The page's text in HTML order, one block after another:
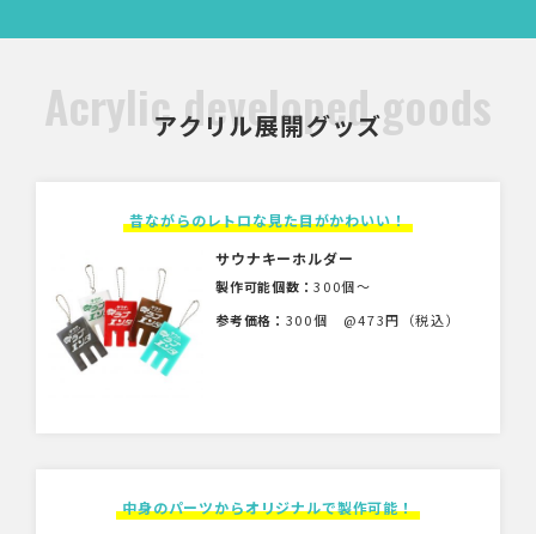
Acrylic developed goods
アクリル展開グッズ
昔ながらのレトロな見た目がかわいい！
サウナキーホルダー
製作可能個数：300個〜
参考価格： 300個 @473円（税込）
中身のパーツからオリジナルで製作可能！